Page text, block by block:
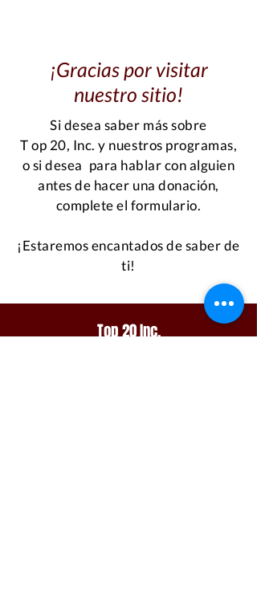
¡Gracias por visitar
nuestro sitio!
Si desea saber más sobre
T op 20, Inc. y nuestros programas,
o si desea para hablar con alguien
antes de hacer una donación,
complete el formulario.
¡Estaremos encantados de saber de
ti!
Top 20 Inc.